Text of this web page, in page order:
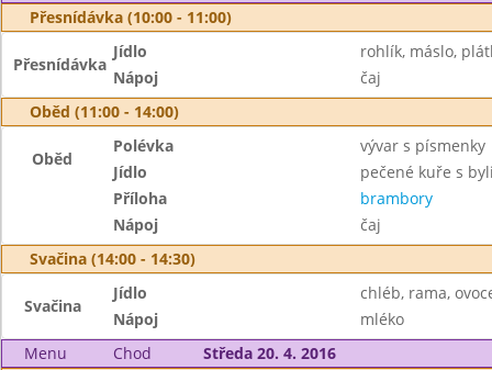
Přesnídávka (10:00 - 11:00)
Přesnídávka
Jídlo
rohlík, máslo,
Nápoj
čaj
Oběd (11:00 - 14:00)
Oběd
Polévka
vývar s písmenky
Jídlo
pečené kuře s
Příloha
brambory
Nápoj
čaj
Svačina (14:00 - 14:30)
Svačina
Jídlo
chléb, rama,
Nápoj
mléko
Menu
Chod
Středa 20. 4. 2016